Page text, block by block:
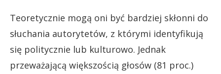
Teoretycznie mogą oni być bardziej skłonni do
słuchania autorytetów, z którymi identyfikują
się politycznie lub kulturowo. Jednak
przeważającą większością głosów (81 proc.)